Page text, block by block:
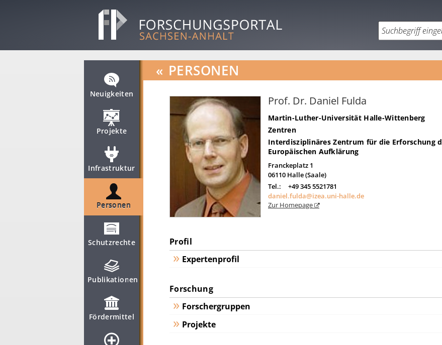
Neuigkeiten
Projekte
Infrastruktur
Personen
Schutzrechte
Publikationen
Fördermittel
« PERSONEN
Prof. Dr. Daniel Fulda
Martin-Luther-Universität Halle-Wittenberg
Zentren
Interdisziplinäres Zentrum für die Erforschung
Europäischen Aufklärung
Franckeplatz 1
06110 Halle (Saale)
Tel.:
+49 345 5521781
daniel.fulda@izea.uni-halle.de
Zur Homepage
Profil
Expertenprofil
Forschung
Forschergruppen
Projekte